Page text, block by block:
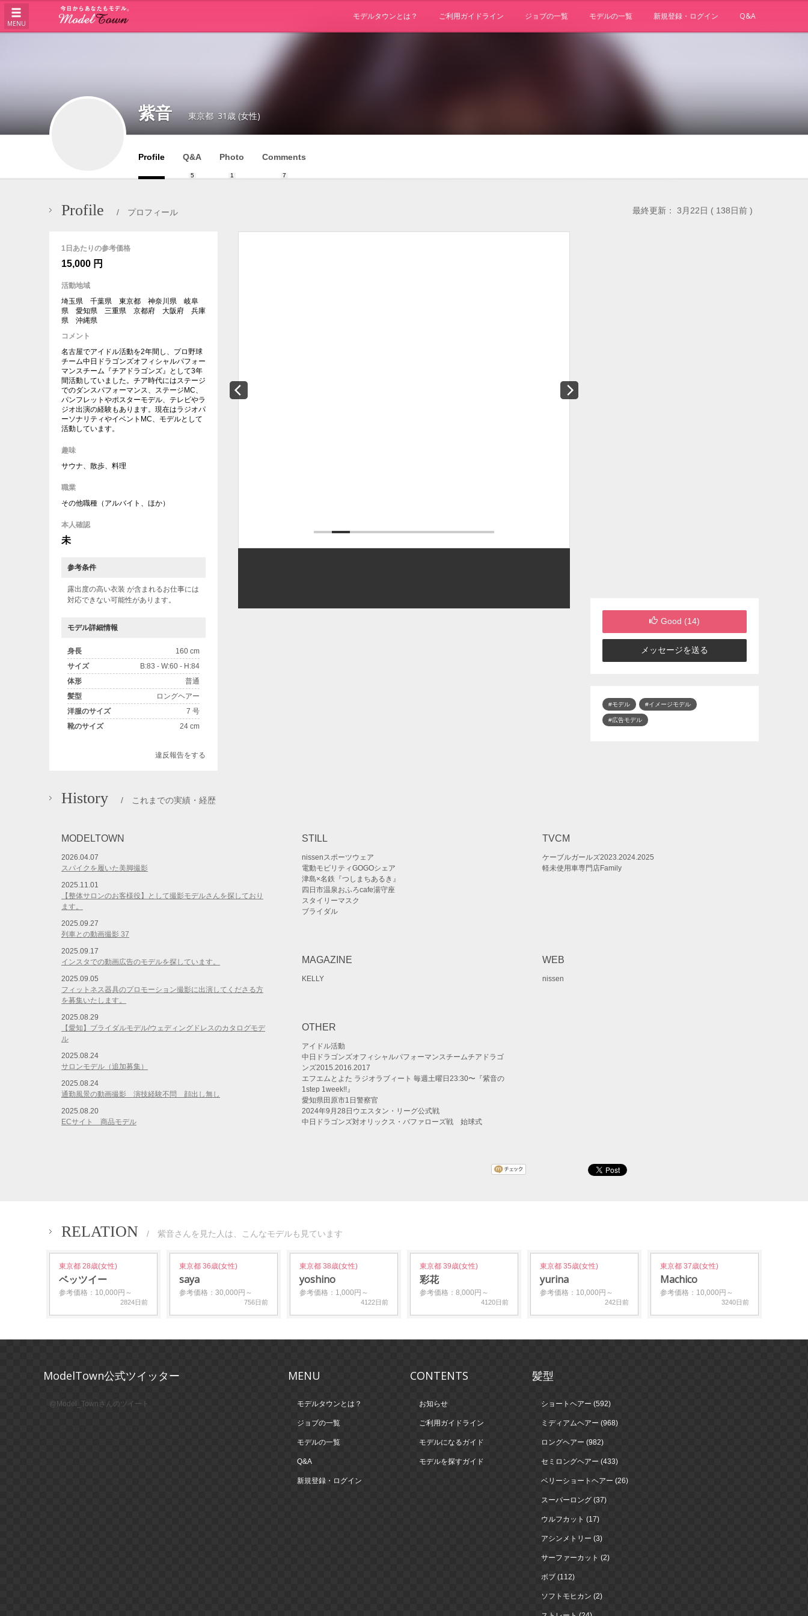
MENU
モデルタウンとは？ ご利用ガイドライン ジョブの一覧 モデルの一覧 新規登録・ログイン Q&A
紫音 東京都 31歳 (女性)
Profile Q&A
5
Photo
1
Comments
7
Profile / プロフィール 最終更新： 3月22日 ( 138日前 )
1日あたりの参考価格
15,000 円
活動地域
埼玉県 千葉県 東京都 神奈川県 岐阜
県 愛知県 三重県 京都府 大阪府 兵庫
県 沖縄県
コメント
名古屋でアイドル活動を2年間し、プロ野球
チーム中日ドラゴンズオフィシャルパフォー
マンスチーム『チアドラゴンズ』として3年
間活動していました。チア時代にはステージ
でのダンスパフォーマンス、ステージMC、
パンフレットやポスターモデル、テレビやラ
ジオ出演の経験もあります。現在はラジオパ
ーソナリティやイベントMC、モデルとして
活動しています。
趣味
サウナ、散歩、料理
職業
その他職種（アルバイト、ほか）
本人確認
未
参考条件
露出度の高い衣装 が含まれるお仕事には
対応できない可能性があります。
モデル詳細情報
身長
160 cm
サイズ
B:83 - W:60 - H:84
体形
普通
髪型
ロングヘアー
洋服のサイズ
7 号
靴のサイズ
24 cm
違反報告をする
Good (14)
メッセージを送る
#モデル #イメージモデル
#広告モデル
History / これまでの実績・経歴
MODELTOWN
2026.04.07
スパイクを履いた美脚撮影
2025.11.01
【整体サロンのお客様役】として撮影モデルさんを探しており
ます。
2025.09.27
列車との動画撮影 37
2025.09.17
インスタでの動画広告のモデルを探しています。
2025.09.05
フィットネス器具のプロモーション撮影に出演してくださる方
を募集いたします。
2025.08.29
【愛知】ブライダルモデル/ウェディングドレスのカタログモデ
ル
2025.08.24
サロンモデル（追加募集）
2025.08.24
通勤風景の動画撮影 演技経験不問 顔出し無し
2025.08.20
ECサイト 商品モデル
STILL
nissenスポーツウェア
電動モビリティGOGOシェア
津島×名鉄『つしまちあるき』
四日市温泉おふろcafe湯守座
スタイリーマスク
ブライダル
TVCM
ケーブルガールズ2023.2024.2025
軽未使用車専門店Family
MAGAZINE
KELLY
WEB
nissen
OTHER
アイドル活動
中日ドラゴンズオフィシャルパフォーマンスチームチアドラゴ
ンズ2015.2016.2017
エフエムとよた ラジオラブィート 毎週土曜日23:30〜『紫音の
1step 1week!!』
愛知県田原市1日警察官
2024年9月28日ウエスタン・リーグ公式戦
中日ドラゴンズ対オリックス・バファローズ戦 始球式
RELATION / 紫音さんを見た人は、こんなモデルも見ています
東京都 28歳(女性)
ベッツイー
参考価格：10,000円～
2824日前
東京都 36歳(女性)
saya
参考価格：30,000円～
756日前
東京都 38歳(女性)
yoshino
参考価格：1,000円～
4122日前
東京都 39歳(女性)
彩花
参考価格：8,000円～
4120日前
東京都 35歳(女性)
yurina
参考価格：10,000円～
242日前
東京都 37歳(女性)
Machico
参考価格：10,000円～
3240日前
ModelTown公式ツイッター
@Model_Townさんのツイート
MENU
モデルタウンとは？
ジョブの一覧
モデルの一覧
Q&A
新規登録・ログイン
CONTENTS
お知らせ
ご利用ガイドライン
モデルになるガイド
モデルを探すガイド
髪型
ショートヘアー (592)
ミディアムヘアー (968)
ロングヘアー (982)
セミロングヘアー (433)
ベリーショートヘアー (26)
スーパーロング (37)
ウルフカット (17)
アシンメトリー (3)
サーファーカット (2)
ボブ (112)
ソフトモヒカン (2)